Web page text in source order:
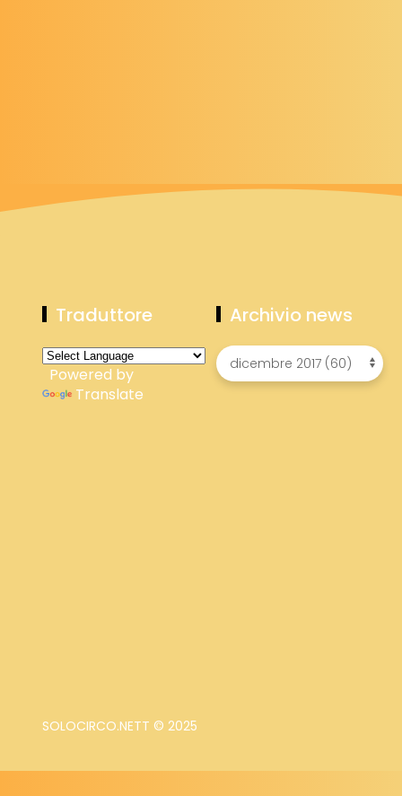
Traduttore
Powered by
Translate
Archivio news
SOLOCIRCO.NETT © 2025